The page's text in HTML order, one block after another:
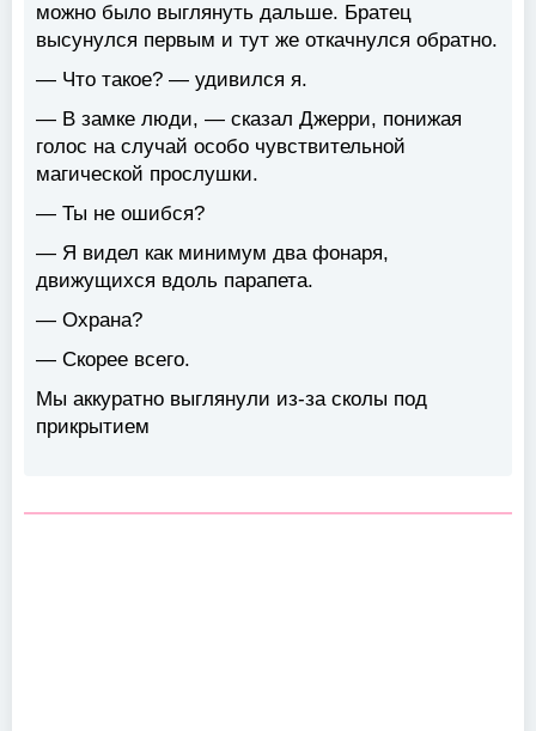
можно было выглянуть дальше. Братец
высунулся первым и тут же откачнулся обратно.
— Что такое? — удивился я.
— В замке люди, — сказал Джерри, понижая
голос на случай особо чувствительной
магической прослушки.
— Ты не ошибся?
— Я видел как минимум два фонаря,
движущихся вдоль парапета.
— Охрана?
— Скорее всего.
Мы аккуратно выглянули из-за сколы под
прикрытием